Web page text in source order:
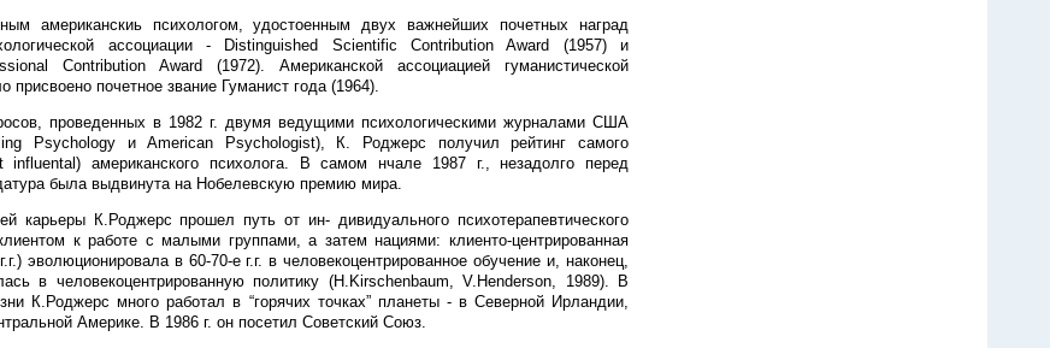
американскиь психологом, удостоенным двух важнейших почетных наград
ассоциации - Distinguished Scientific Contribution Award (1957) и
Contribution Award (1972). Американской ассоциацией гуманистической
присвоено почетное звание Гуманист года (1964).
проведенных в 1982 г. двумя ведущими психологическими журналами США
Psychology и American Psychologist), К. Роджерс получил рейтинг самого
influental) американского психолога. В самом нчале 1987 г., незадолго перед
была выдвинута на Нобелевскую премию мира.
карьеры К.Роджерс прошел путь от ин- дивидуального психотерапевтического
к работе с малыми группами, а затем нациями: клиенто-центрированная
эволюционировала в 60-70-е г.г. в человекоцентрированное обучение и, наконец,
в человекоцентрированную политику (H.Kirschenbaum, V.Henderson, 1989). В
К.Роджерс много работал в “горячих точках” планеты - в Северной Ирландии,
Америке. В 1986 г. он посетил Советский Союз.